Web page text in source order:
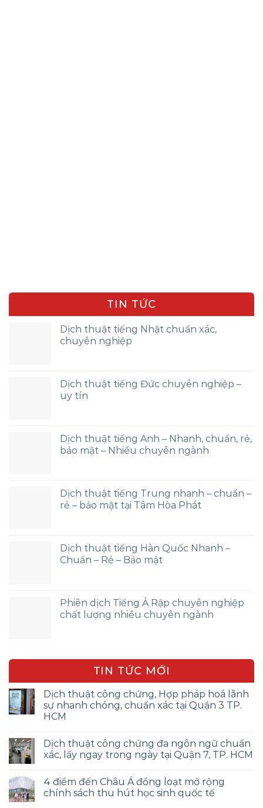
TIN TỨC
Dịch thuật tiếng Nhật chuẩn xác,
chuyên nghiệp
Dịch thuật tiếng Đức chuyên nghiệp –
uy tín
Dịch thuật tiếng Anh – Nhanh, chuẩn, rẻ,
bảo mật – Nhiều chuyên ngành
Dịch thuật tiếng Trung nhanh – chuẩn –
rẻ – bảo mật tại Tâm Hòa Phát
Dịch thuật tiếng Hàn Quốc Nhanh –
Chuẩn – Rẻ – Bảo mật
Phiên dịch Tiếng Ả Rập chuyên nghiệp
chất lượng nhiều chuyên ngành
TIN TỨC MỚI
Dịch thuật công chứng, Hợp pháp hoá lãnh
sự nhanh chóng, chuẩn xác tại Quận 3 TP.
HCM
Dịch thuật công chứng đa ngôn ngữ chuẩn
xác, lấy ngay trong ngày tại Quận 7, TP. HCM
4 điểm đến Châu Á đồng loạt mở rộng
chính sách thu hút học sinh quốc tế